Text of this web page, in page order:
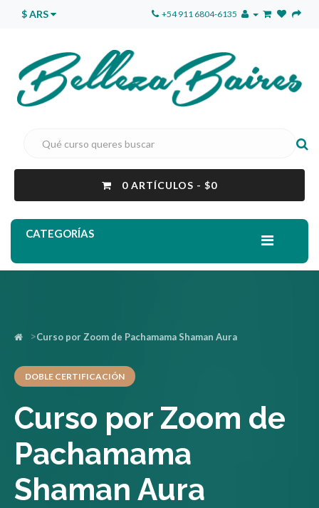
$ ARS +54 911 6804-6135
0 ARTÍCULOS - $0
CATEGORÍAS
Curso por Zoom de Pachamama Shaman Aura
DOBLE CERTIFICACIÓN
Curso por Zoom de
Pachamama
Shaman Aura